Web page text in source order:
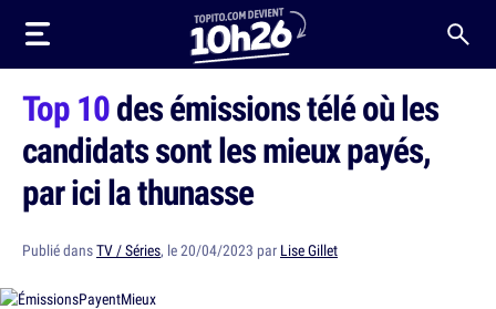
Top 10des émissions télé où les
candidats sont les mieux payés,
par ici la thunasse
Publié dansTV / Séries, le 20/04/2023 par Lise Gillet